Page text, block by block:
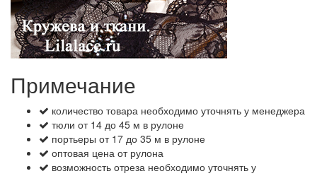
Примечание
количество товара необходимо уточнять у менеджера
тюли от 14 до 45 м в рулоне
портьеры от 17 до 35 м в рулоне
оптовая цена от рулона
возможность отреза необходимо уточнять у